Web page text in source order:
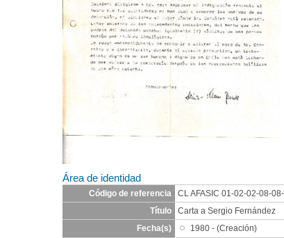
Área de identidad
Código de referencia
CL AFASIC 01-02-02-08-
Título
Carta a Sergio Fernández
Fecha(s)
1980 - (Creación)